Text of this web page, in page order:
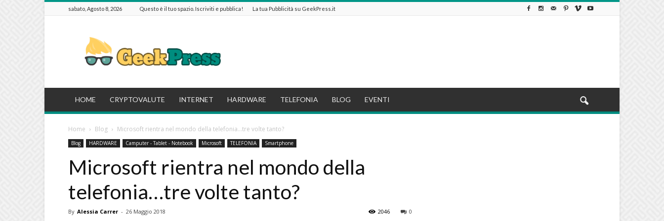
sabato, Agosto 8, 2026 Questo è il tuo spazio. Iscriviti e pubblica! La tua Pubblicità su GeekPress.it
HOME CRYPTOVALUTE INTERNET HARDWARE TELEFONIA BLOG EVENTI
Home Blog Microsoft rientra nel mondo della telefonia…tre volte tanto?
Blog HARDWARE Camputer - Tablet - Notebook Microsoft TELEFONIA Smartphone
Microsoft rientra nel mondo della
telefonia…tre volte tanto?
By Alessia Carrer - 26 Maggio 2018 0
2046